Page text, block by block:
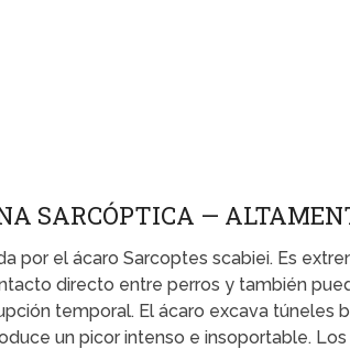
SARCÓPTICA —
por el ácaro Sarcoptes scabiei. Es
directo entre perros y también
temporal. El ácaro excava túneles
un picor intenso e insoportable.